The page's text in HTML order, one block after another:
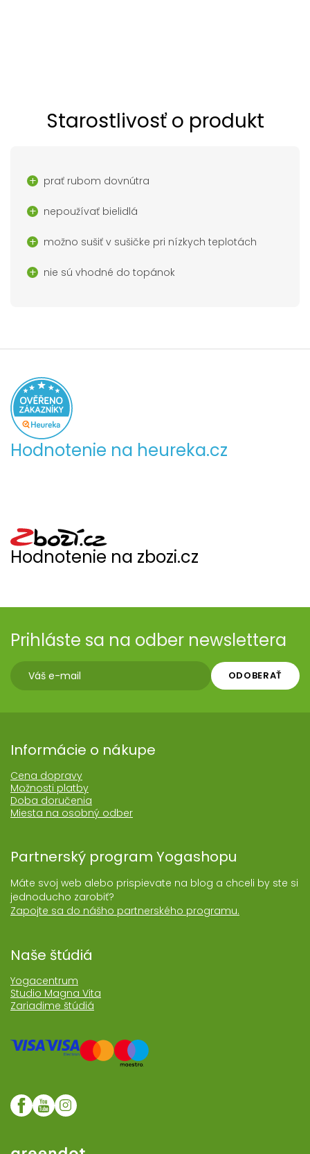
Starostlivosť o produkt
prať rubom dovnútra
nepoužívať bielidlá
možno sušiť v sušičke pri nízkych teplotách
nie sú vhodné do topánok
Hodnotenie na heureka.cz
Hodnotenie na zbozi.cz
Prihláste sa na odber newslettera
ODOBERAŤ
Informácie o nákupe
Cena dopravy
Možnosti platby
Doba doručenia
Miesta na osobný odber
Partnerský program Yogashopu
Máte svoj web alebo prispievate na blog a chceli by ste si
jednoducho zarobiť?
Zapojte sa do nášho partnerského programu.
Naše štúdiá
Yogacentrum
Studio Magna Vita
Zariadime štúdiá